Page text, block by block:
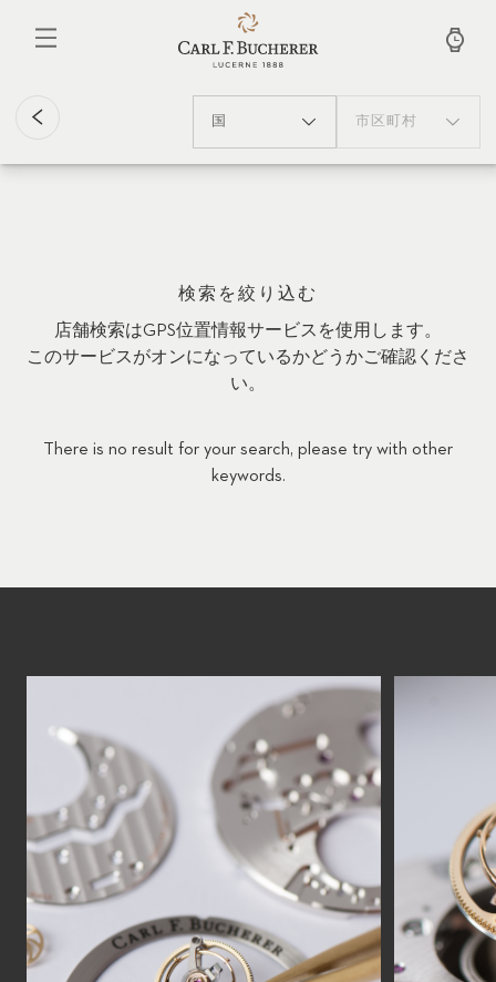
国 市区町村
検索を絞り込む
店舗検索はGPS位置情報サービスを使用します。
このサービスがオンになっているかどうかご確認くださ
い。
There is no result for your search, please try with other
keywords.